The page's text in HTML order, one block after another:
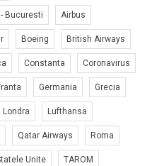
Bucuresti Airbus
Boeing British Airways
Constanta Coronavirus
Germania Grecia
Londra Lufthansa
Qatar Airways Roma
Unite TAROM